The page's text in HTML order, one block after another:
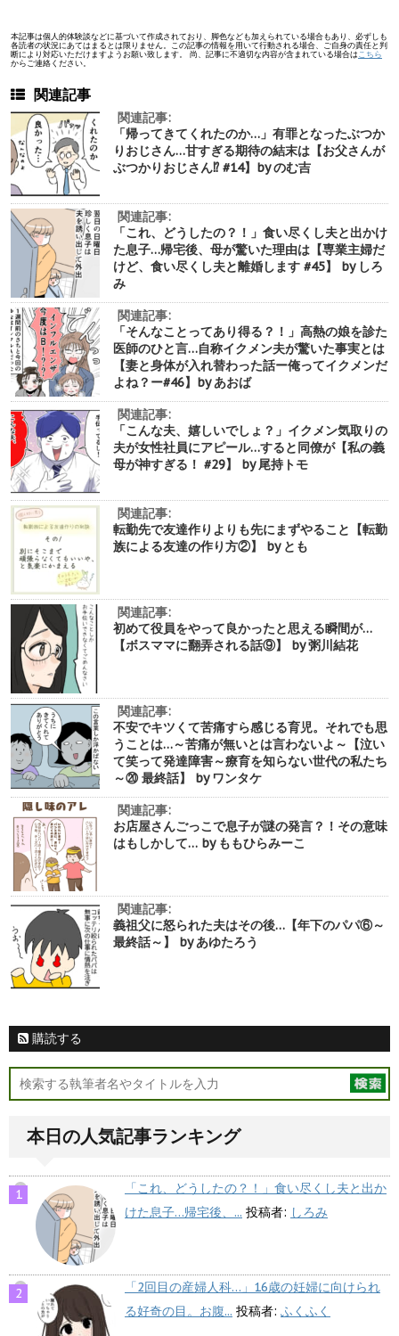
本記事は個人的体験談などに基づいて作成されており、脚色なども加えられている場合もあり、必ずしも
各読者の状況にあてはまるとは限りません。この記事の情報を用いて行動される場合、ご自身の責任と判
断により対応いただけますようお願い致します。 尚、記事に不適切な内容が含まれている場合は こちら
からご連絡ください。
関連記事
関連記事:
「帰ってきてくれたのか…」有罪となったぶつか
りおじさん…甘すぎる期待の結末は【お父さんが
ぶつかりおじさん⁉︎ #14】by のむ吉
関連記事:
「これ、どうしたの？！」食い尽くし夫と出かけ
た息子…帰宅後、母が驚いた理由は【専業主婦だ
けど、食い尽くし夫と離婚します #45】 by しろ
み
関連記事:
「そんなことってあり得る？！」高熱の娘を診た
医師のひと言…自称イクメン夫が驚いた事実とは
【妻と身体が入れ替わった話ー俺ってイクメンだ
よね？ー#46】by あおば
関連記事:
「こんな夫、嬉しいでしょ？」イクメン気取りの
夫が女性社員にアピール…すると同僚が【私の義
母が神すぎる！ #29】 by 尾持トモ
関連記事:
転勤先で友達作りよりも先にまずやること【転勤
族による友達の作り方②】 by とも
関連記事:
初めて役員をやって良かったと思える瞬間が…
【ボスママに翻弄される話⑨】 by 粥川結花
関連記事:
不安でキツくて苦痛すら感じる育児。それでも思
うことは…～苦痛が無いとは言わないよ～【泣い
て笑って発達障害～療育を知らない世代の私たち
～⑳ 最終話】 by ワンタケ
関連記事:
お店屋さんごっこで息子が謎の発言？！その意味
はもしかして… by ももひらみーこ
関連記事:
義祖父に怒られた夫はその後…【年下のパパ⑥～
最終話～】 by あゆたろう
購読する
本日の人気記事ランキング
「これ、どうしたの？！」食い尽くし夫と出か
けた息子…帰宅後、... 投稿者: しろみ
「2回目の産婦人科…」16歳の妊婦に向けられ
る好奇の目。お腹... 投稿者: ふくふく